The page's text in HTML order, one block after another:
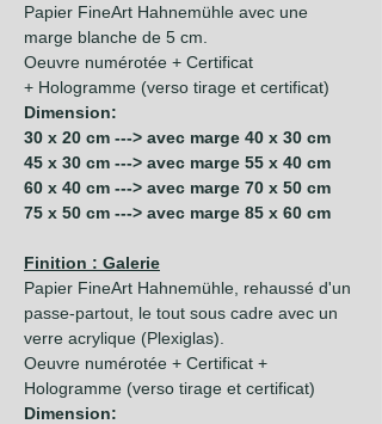
Papier FineArt Hahnemühle avec une
marge blanche de 5 cm.
Oeuvre numérotée + Certificat
+ Hologramme (verso tirage et certificat)
Dimension:
30 x 20 cm ---> avec marge 40 x 30 cm
45 x 30 cm ---> avec marge 55 x 40 cm
60 x 40 cm ---> avec marge 70 x 50 cm
75 x 50 cm ---> avec marge 85 x 60 cm
Finition : Galerie
Papier FineArt Hahnemühle, rehaussé d'un
passe-partout, le tout sous cadre avec un
verre acrylique (Plexiglas).
Oeuvre numérotée + Certificat +
Hologramme (verso tirage et certificat)
Dimension: